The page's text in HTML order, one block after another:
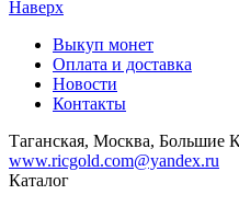
Наверх
Выкуп монет
Оплата и доставка
Новости
Контакты
Таганская, Москва,
www.ricgold.com@yandex.ru
Каталог